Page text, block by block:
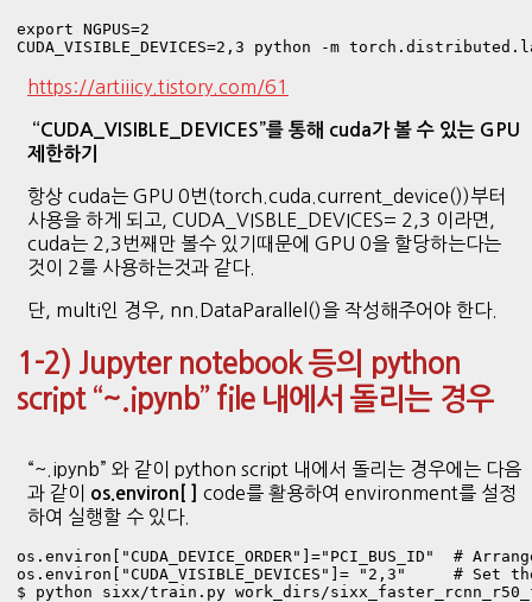
export NGPUS=2
CUDA_VISIBLE_DEVICES=2,3 python -m
https://artiiicy.tistory.com/61
“CUDA_VISIBLE_DEVICES”를 통해 cuda가 볼 수 있는 GPU
제한하기
항상 cuda는 GPU 0번(torch.cuda.current_device())부터
사용을 하게 되고, CUDA_VISBLE_DEVICES= 2,3 이라면,
cuda는 2,3번째만 볼수 있기때문에 GPU 0을 할당하는다는
것이 2를 사용하는것과 같다.
단, multi인 경우, nn.DataParallel()을 작성해주어야 한다.
1-2) Jupyter notebook 등의 python
script “~.ipynb” file 내에서 돌리는 경우
“~.ipynb” 와 같이 python script 내에서 돌리는 경우에는 다음
과 같이 os.environ[ ]
code를 활용하여 environment를 설정
하여 실행할 수 있다.
os.environ["CUDA_DEVICE_ORDER"]="PCI_BUS_ID"  #
os.environ["CUDA_VISIBLE_DEVICES"]= "2,3"     # Set
$ python sixx/train.py work_dirs/